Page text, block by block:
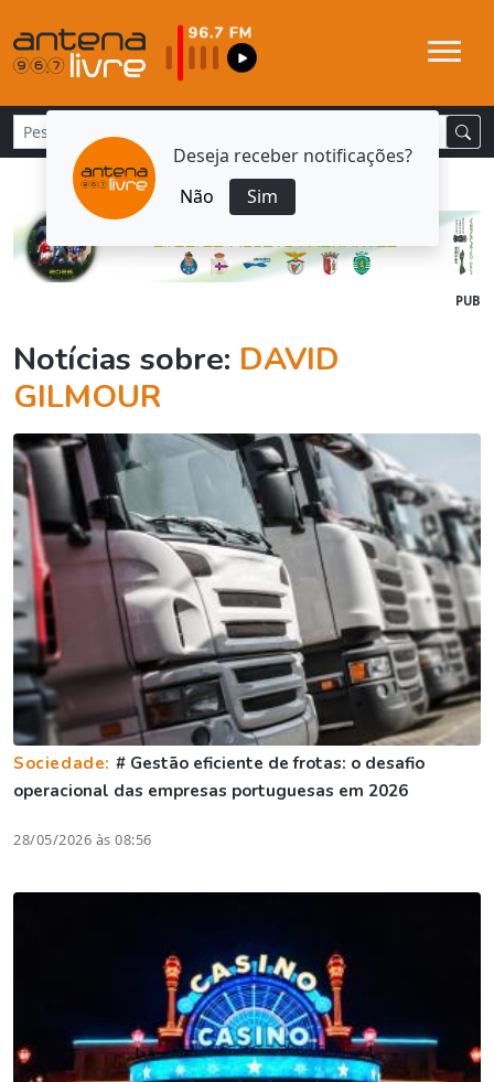
Deseja receber notificações?
Não
Sim
PUB
Notícias sobre: DAVID
GILMOUR
Sociedade: # Gestão eficiente de frotas: o desafio
operacional das empresas portuguesas em 2026
28/05/2026 às 08:56